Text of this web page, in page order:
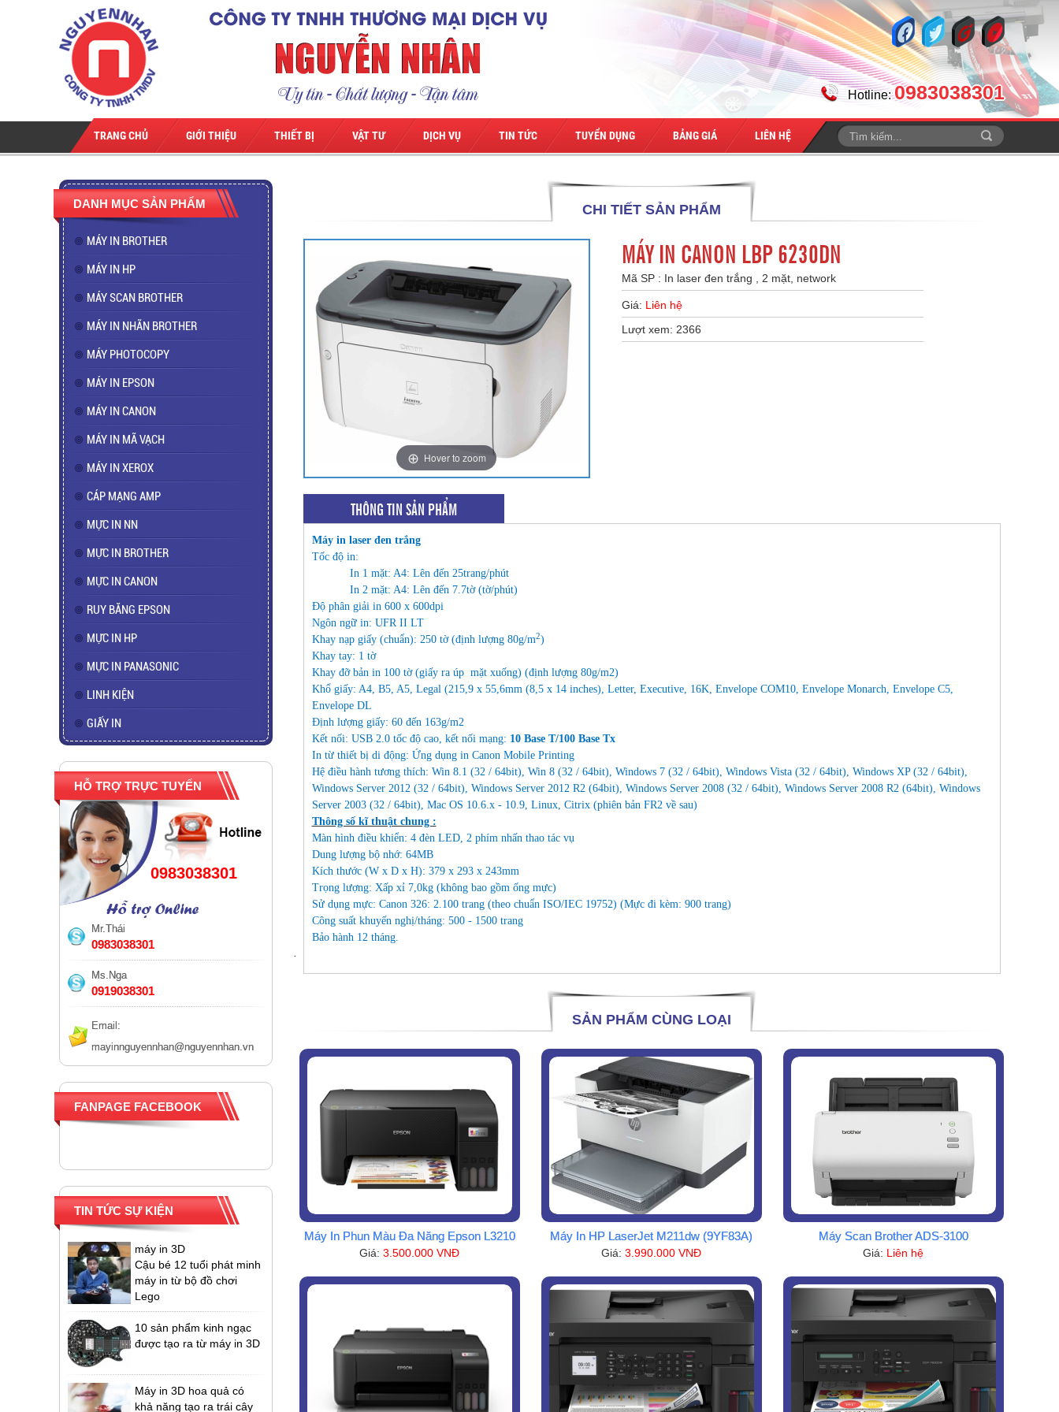
Hotline:0983038301
TRANG CHỦ GIỚI THIỆU THIẾT BỊ VẬT TƯ DỊCH VỤ TIN TỨC TUYỂN DỤNG BẢNG GIÁ LIÊN HỆ
DANH MỤC SẢN PHẨM
MÁY IN BROTHER
MÁY IN HP
MÁY SCAN BROTHER
MÁY IN NHÃN BROTHER
MÁY PHOTOCOPY
MÁY IN EPSON
MÁY IN CANON
MÁY IN MÃ VẠCH
MÁY IN XEROX
CÁP MẠNG AMP
MỰC IN NN
MỰC IN BROTHER
MỰC IN CANON
RUY BĂNG EPSON
MỰC IN HP
MỰC IN PANASONIC
LINH KIỆN
GIẤY IN
HỖ TRỢ TRỰC TUYẾN
0983038301
Mr.Thái
0983038301
Ms.Nga
0919038301
Email:
mayinnguyennhan@nguyennhan.vn
FANPAGE FACEBOOK
TIN TỨC SỰ KIỆN
máy in từ bộ đồ chơi
Lego
10 sản phẩm kinh ngạc
lai
CHI TIẾT SẢN PHẨM
Hover to zoom
MÁY IN CANON LBP 6230DN
Mã SP : In laser đen trắng , 2 mặt, network
Giá: Liên hệ
Lượt xem: 2366
THÔNG TIN SẢN PHẨM
Máy in laser đen trắng
Tốc độ in:
In 1 mặt: A4: Lên đến 25trang/phút
In 2 mặt: A4: Lên đến 7.7tờ (tờ/phút)
Độ phân giải in 600 x 600dpi
Ngôn ngữ in: UFR II LT
Khay nạp giấy (chuẩn): 250 tờ (định lượng 80g/m2)
Khay tay: 1 tờ
Khay đỡ bản in 100 tờ (giấy ra úp mặt xuống) (định lượng 80g/m2)
Khổ giấy: A4, B5, A5, Legal (215,9 x 55,6mm (8,5 x 14 inches), Letter, Executive, 16K, Envelope COM10, Envelope Monarch, Envelope C5,
Envelope DL
Định lượng giấy: 60 đến 163g/m2
Kết nối: USB 2.0 tốc độ cao, kết nối mạng: 10 Base T/100 Base Tx
In từ thiết bị di động: Ứng dụng in Canon Mobile Printing
Hệ điều hành tương thích: Win 8.1 (32 / 64bit), Win 8 (32 / 64bit), Windows 7 (32 / 64bit), Windows Vista (32 / 64bit), Windows XP (32 / 64bit),
Windows Server 2012 (32 / 64bit), Windows Server 2012 R2 (64bit), Windows Server 2008 (32 / 64bit), Windows Server 2008 R2 (64bit), Windows
Server 2003 (32 / 64bit), Mac OS 10.6.x - 10.9, Linux, Citrix (phiên bản FR2 về sau)
Thông số kĩ thuật chung :
Màn hình điều khiển: 4 đèn LED, 2 phím nhấn thao tác vụ
Dung lượng bộ nhớ: 64MB
Kích thước (W x D x H): 379 x 293 x 243mm
Trọng lượng: Xấp xỉ 7,0kg (không bao gồm ống mực)
Sử dụng mực: Canon 326: 2.100 trang (theo chuẩn ISO/IEC 19752) (Mực đi kèm: 900 trang)
Công suất khuyến nghị/tháng: 500 - 1500 trang
Bảo hành 12 tháng.
·
SẢN PHẨM CÙNG LOẠI
Máy In Phun Màu Đa Năng Epson L3210
Giá: 3.500.000 VNĐ
Máy In HP LaserJet M211dw (9YF83A)
Giá: 3.990.000 VNĐ
Máy Scan Brother ADS-3100
Giá: Liên hệ